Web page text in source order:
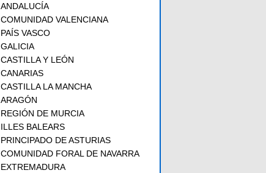
ANDALUCÍA
COMUNIDAD VALENCIANA
PAÍS VASCO
GALICIA
CASTILLA Y LEÓN
CANARIAS
CASTILLA LA MANCHA
ARAGÓN
REGIÓN DE MURCIA
ILLES BALEARS
PRINCIPADO DE ASTURIAS
COMUNIDAD FORAL DE NAVARRA
EXTREMADURA